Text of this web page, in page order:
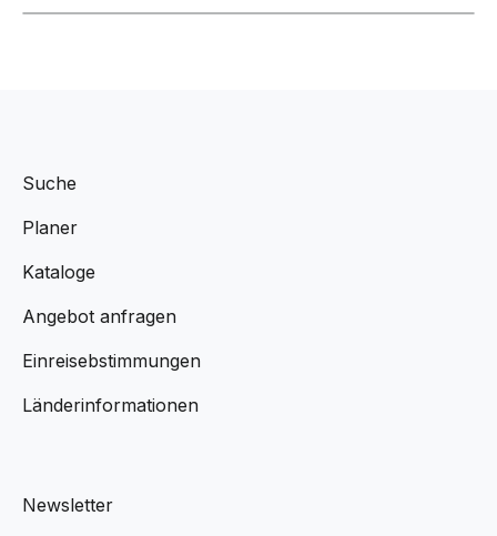
Suche
Planer
Kataloge
Angebot anfragen
Einreisebstimmungen
Länderinformationen
Newsletter